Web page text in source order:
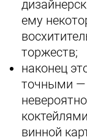
ему
торжеств;
наконец
точными —
винной